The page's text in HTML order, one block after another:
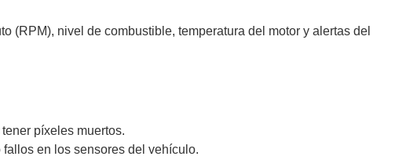
(RPM), nivel de combustible, temperatura del motor y alertas del
píxeles muertos.
en los sensores del vehículo.